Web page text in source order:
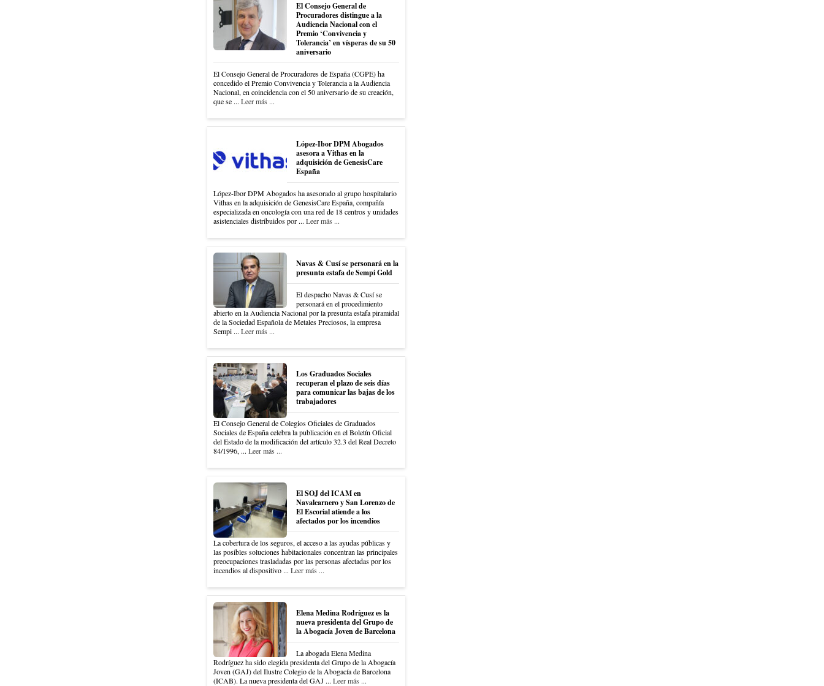
El Consejo General de
Procuradores distingue a la
Audiencia Nacional con el
Premio ‘Convivencia y
Tolerancia’ en vísperas de su 50
aniversario
El Consejo General de Procuradores de España (CGPE) ha
concedido el Premio Convivencia y Tolerancia a la Audiencia
Nacional, en coincidencia con el 50 aniversario de su creación,
que se ... Leer más ...
López-Ibor DPM Abogados
asesora a Vithas en la
adquisición de GenesisCare
España
López-Ibor DPM Abogados ha asesorado al grupo hospitalario
Vithas en la adquisición de GenesisCare España, compañía
especializada en oncología con una red de 18 centros y unidades
asistenciales distribuidos por ... Leer más ...
Navas & Cusí se personará en la
presunta estafa de Sempi Gold
El despacho Navas & Cusí se
personará en el procedimiento
abierto en la Audiencia Nacional por la presunta estafa piramidal
de la Sociedad Española de Metales Preciosos, la empresa
Sempi ... Leer más ...
Los Graduados Sociales
recuperan el plazo de seis días
para comunicar las bajas de los
trabajadores
El Consejo General de Colegios Oficiales de Graduados
Sociales de España celebra la publicación en el Boletín Oficial
del Estado de la modificación del artículo 32.3 del Real Decreto
84/1996, ... Leer más ...
El SOJ del ICAM en
Navalcarnero y San Lorenzo de
El Escorial atiende a los
afectados por los incendios
La cobertura de los seguros, el acceso a las ayudas públicas y
las posibles soluciones habitacionales concentran las principales
preocupaciones trasladadas por las personas afectadas por los
incendios al dispositivo ... Leer más ...
Elena Medina Rodríguez es la
nueva presidenta del Grupo de
la Abogacía Joven de Barcelona
La abogada Elena Medina
Rodríguez ha sido elegida presidenta del Grupo de la Abogacía
Joven (GAJ) del Ilustre Colegio de la Abogacía de Barcelona
(ICAB). La nueva presidenta del GAJ ... Leer más ...